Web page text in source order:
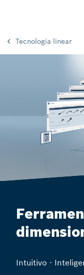
Tecnologia linear
Intuitivo -